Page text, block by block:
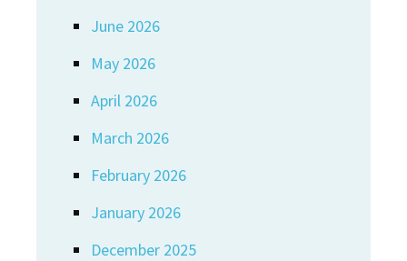
June 2026
May 2026
April 2026
March 2026
February 2026
January 2026
December 2025